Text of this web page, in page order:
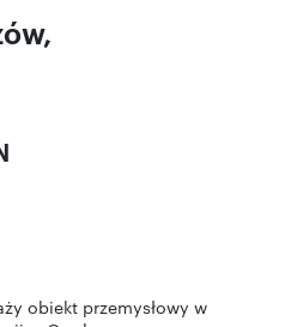
obiekt przemysłowy w